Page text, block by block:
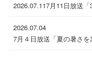
2026.07.117月11日放送「
2026.07.04
7月４日放送「夏の暑さを